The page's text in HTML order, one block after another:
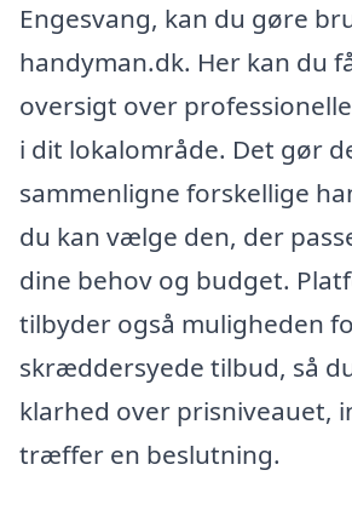
Engesvang, kan du gøre
handyman.dk. Her kan du
oversigt over
i dit lokalområde. Det gør
sammenligne forskellige
du kan vælge den, der
dine behov og budget.
tilbyder også muligheden
skræddersyede tilbud, så
klarhed over prisniveauet,
træffer en beslutning.